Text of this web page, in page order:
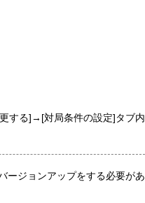
する]→[対局条件の設定]タブ内
ージョンアップをする必要があ